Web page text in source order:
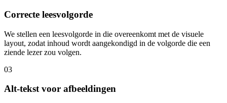
Correcte leesvolgorde
We stellen een leesvolgorde in die overeenkomt met de visuele
layout, zodat inhoud wordt aangekondigd in de volgorde die een
ziende lezer zou volgen.
03
Alt-tekst voor afbeeldingen